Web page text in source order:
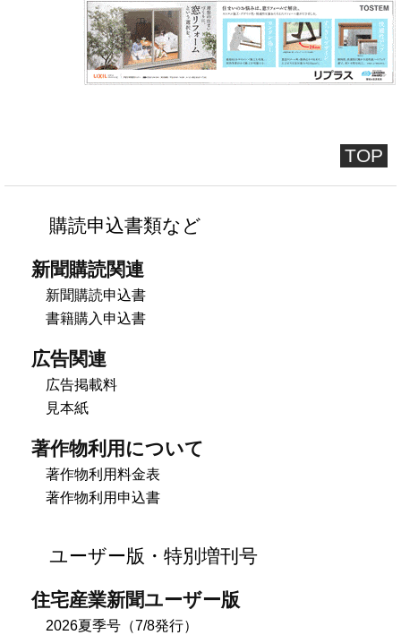
TOP
購読申込書類など
新聞購読関連
新聞購読申込書
書籍購入申込書
広告関連
広告掲載料
見本紙
著作物利用について
著作物利用料金表
著作物利用申込書
ユーザー版・特別増刊号
住宅産業新聞ユーザー版
2026夏季号（7/8発行）